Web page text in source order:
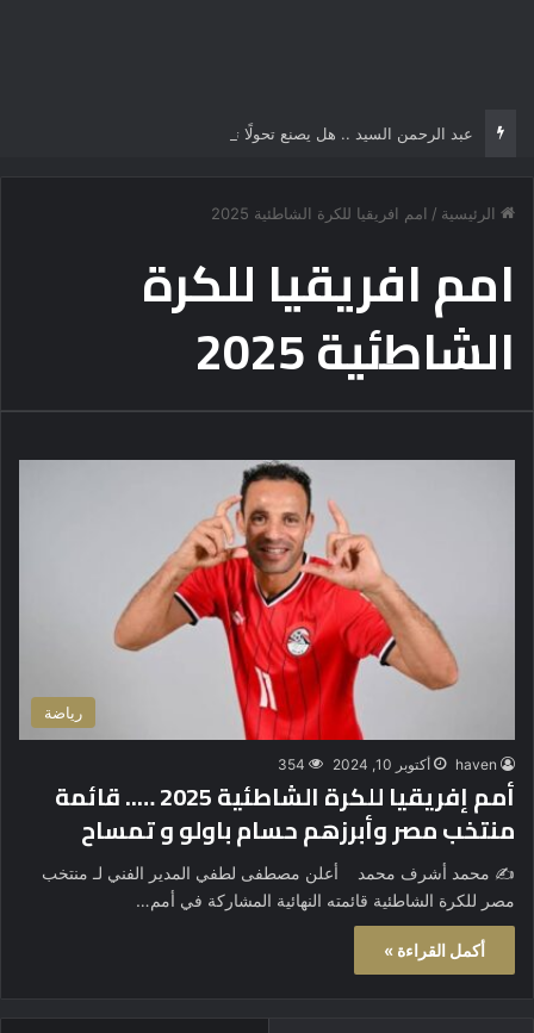
الرئيسية / امم افريقيا للكرة الشاطئية 2025
امم افريقيا للكرة
الشاطئية 2025
رياضة
haven أكتوبر 10, 2024 354
أمم إفريقيا للكرة الشاطئية 2025 ….. قائمة
منتخب مصر وأبرزهم حسام باولو و تمساح
✍️ محمد أشرف محمد أعلن مصطفى لطفي المدير الفني لـ منتخب
مصر للكرة الشاطئية قائمته النهائية المشاركة في أمم…
أكمل القراءة »